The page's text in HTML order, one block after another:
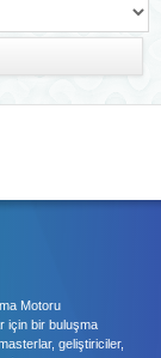
Motoru
için bir buluşma
geliştiriciler,